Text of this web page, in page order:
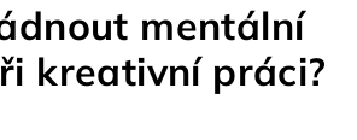
mentální
kreativní práci?